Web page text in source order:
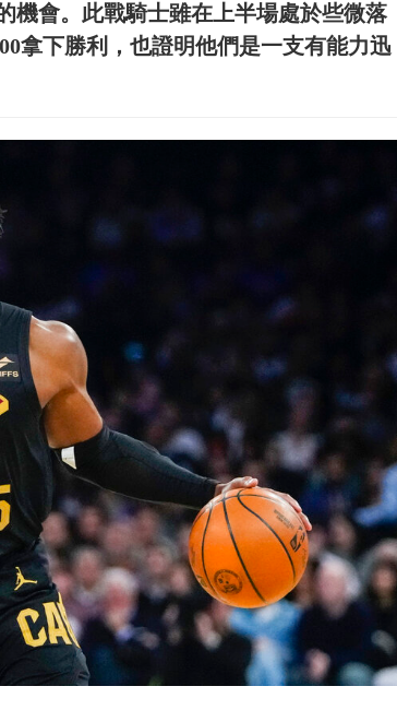
機會。此戰騎士雖在上半場處於些微落
拿下勝利，也證明他們是一支有能力迅